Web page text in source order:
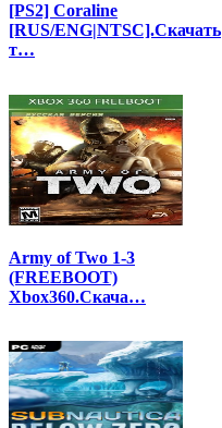
[PS2] Coraline
[RUS/ENG|NTSC].Скачать
т…
Army of Two 1-3
(FREEBOOT)
Xbox360.Скача…